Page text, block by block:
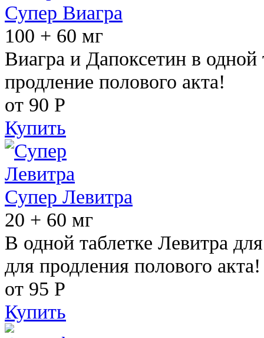
Супер Виагра
100 + 60 мг
Виагра и Дапоксетин в одной
продление полового акта!
от 90 Р
Купить
Супер Левитра
20 + 60 мг
В одной таблетке Левитра
для продления полового акта!
от 95 Р
Купить